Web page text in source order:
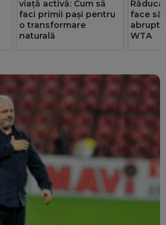
viață activă: Cum să
faci primii pași pentru
o transformare
naturală
face să
abrupt
WTA